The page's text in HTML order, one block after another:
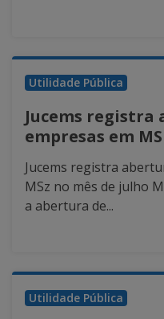
Utilidade Pública
Jucems registra
empresas em
Jucems registra
MSz no mês de julho
a abertura de...
Utilidade Pública